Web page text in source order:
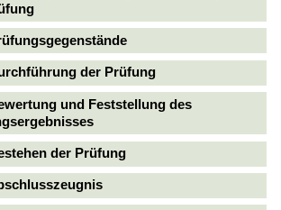
der Prüfung
und Feststellung des
der Prüfung